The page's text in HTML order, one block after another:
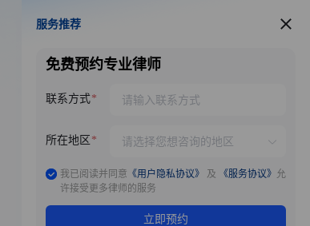
服务推荐
服务推荐
免费预约专业律师
联系方式
所在地区
我已阅读并同意 《用户隐私协议》 及 《服务协议》 允
许接受更多律师的服务
立即预约